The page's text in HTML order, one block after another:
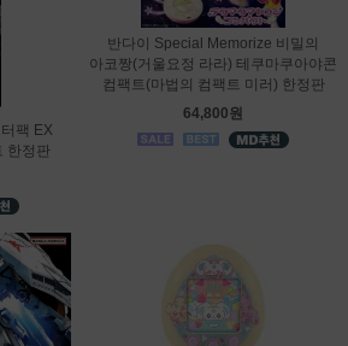
팩 EX
한정판
반다이 Special Memorize 비밀의
아코짱(거울요정 라라) 테쿠마쿠아야콘
컴팩트(마법의 컴팩트 미러) 한정판
64,800원